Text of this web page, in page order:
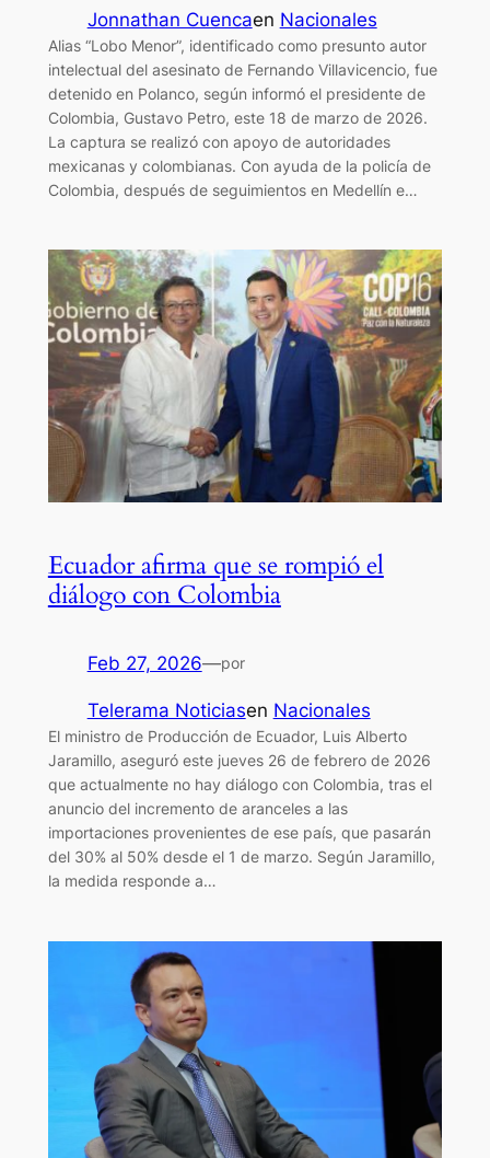
Jonnathan Cuencaen Nacionales
Alias “Lobo Menor”, identificado como presunto autor
intelectual del asesinato de Fernando Villavicencio, fue
detenido en Polanco, según informó el presidente de
Colombia, Gustavo Petro, este 18 de marzo de 2026.
La captura se realizó con apoyo de autoridades
mexicanas y colombianas. Con ayuda de la policía de
Colombia, después de seguimientos en Medellín e…
Ecuador afirma que se rompió el
diálogo con Colombia
Feb 27, 2026—por
Telerama Noticiasen Nacionales
El ministro de Producción de Ecuador, Luis Alberto
Jaramillo, aseguró este jueves 26 de febrero de 2026
que actualmente no hay diálogo con Colombia, tras el
anuncio del incremento de aranceles a las
importaciones provenientes de ese país, que pasarán
del 30% al 50% desde el 1 de marzo. Según Jaramillo,
la medida responde a…